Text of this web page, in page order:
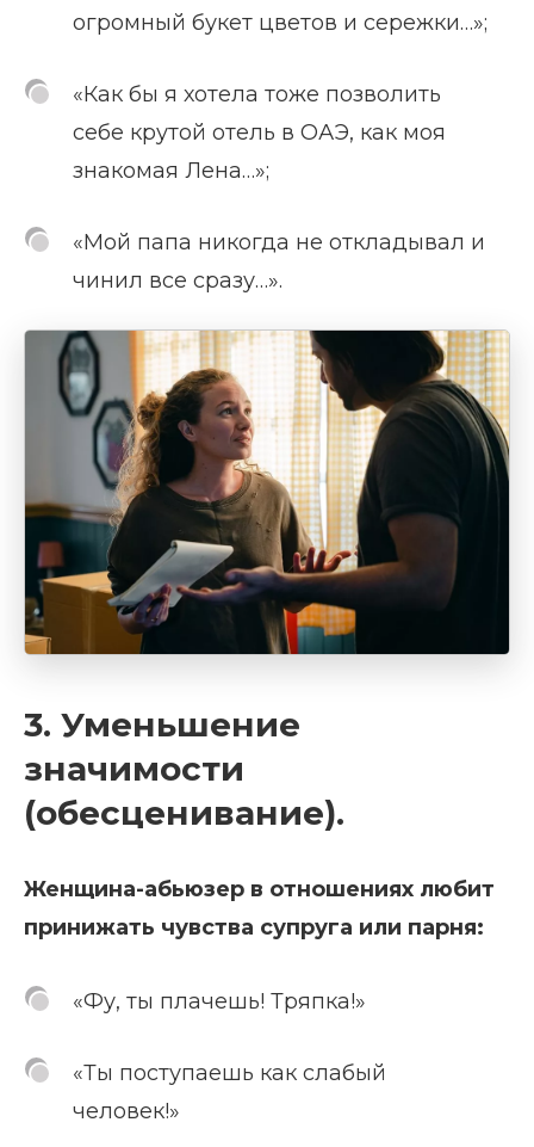
огромный букет цветов и сережки…»;
«Как бы я хотела тоже позволить
себе крутой отель в ОАЭ, как моя
знакомая Лена…»;
«Мой папа никогда не откладывал и
чинил все сразу…».
3. Уменьшение
значимости
(обесценивание).
Женщина-абьюзер в отношениях любит
принижать чувства супруга или парня:
«Фу, ты плачешь! Тряпка!»
«Ты поступаешь как слабый
человек!»